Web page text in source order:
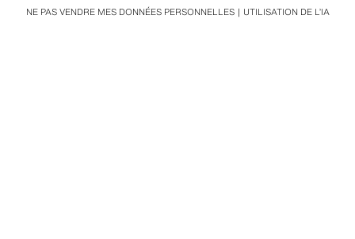
NE PAS VENDRE MES DONNÉES PERSONNELLES UTILISATION DE L’IA